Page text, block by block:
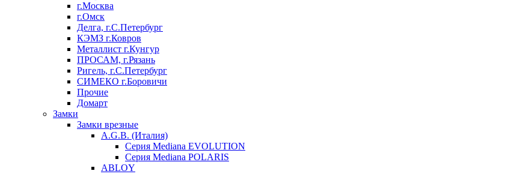
г.Москва
г.Омск
Делга, г.С.Петербург
КЭМЗ г.Ковров
Металлист г.Кунгур
ПРОСАМ, г.Рязань
Ригель, г.С.Петербург
СИМЕКО г.Боровичи
Прочие
Домарт
Замки
Замки врезные
A.G.B. (Италия)
Серия Mediana EVOLUTION
Серия Mediana POLARIS
ABLOY